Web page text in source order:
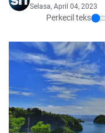
Selasa, April 04, 2023
Perkecil teks